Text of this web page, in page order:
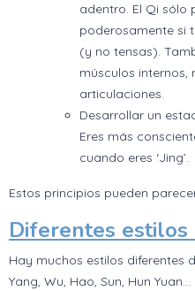
adentro. El Qi sólo
poderosamente si
(y no tensas).
músculos
articulaciones.
Desarrollar un
Eres más
cuando eres ‘Jing’.
Estos principios pueden
Diferentes estilos
Hay muchos estilos diferentes
Yang, Wu, Hao, Sun, Hun Yuan…